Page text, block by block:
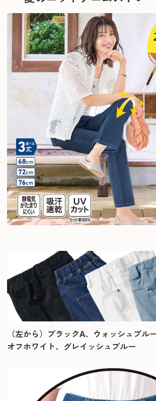
（左から）ブラックA、ウォッシュブル
オフホワイト、グレイッシュブルー